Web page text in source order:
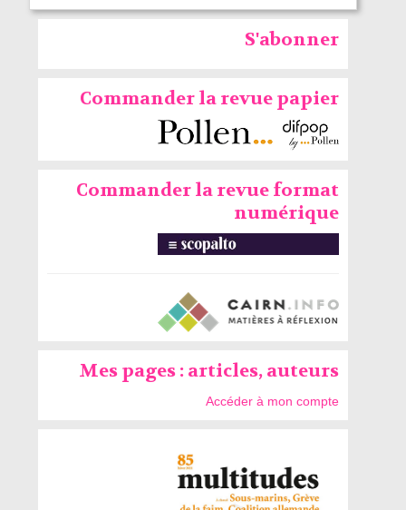
S'abonner
Commander la revue papier
Commander la revue format
numérique
Mes pages : articles, auteurs
Accéder à mon compte